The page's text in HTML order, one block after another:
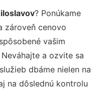
? Ponúkame
zároveň cenovo
vašim
a ozvite sa
dbáme nielen na
na dôslednú kontrolu